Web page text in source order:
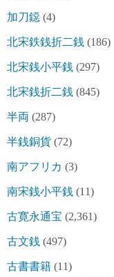
加刀鐚 (4)
北宋鉄銭折二銭 (186)
北宋銭小平銭 (297)
北宋銭折二銭 (845)
半両 (287)
半銭銅貨 (72)
南アフリカ (3)
南宋銭小平銭 (11)
古寛永通宝 (2,361)
古文銭 (497)
古書書籍 (11)